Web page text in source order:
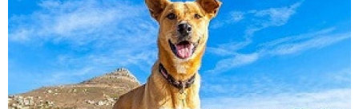
ستكون هذه العلامات عبارة عن مراحل متدرجة الى المرحلة الاخيرة وهى
الوفاة. _المرحلة الاولى, تظهر ان الكلب معرض لخطر الإصابة بسرطان
القلب ، ولكن ليس لديه أعراض ولا تغييرات في القلب. _المرحلة
الثانية,يعاني الكلب […]